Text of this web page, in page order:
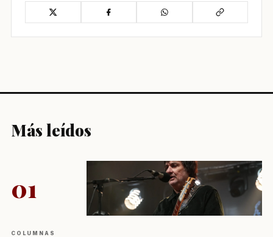
Más leídos
01
COLUMNAS